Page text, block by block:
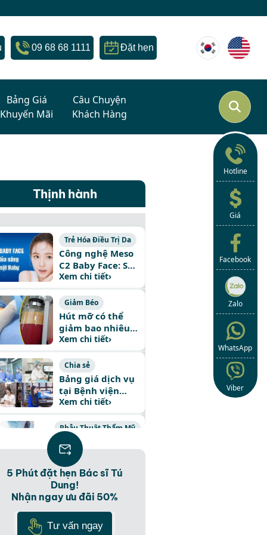
09 68 68 1111 Đặt hẹn
Bảng Giá
Khuyến Mãi
Câu Chuyện
Khách Hàng
Thịnh hành
Trẻ Hóa Điều Trị Da
Công nghệ Meso
C2 Baby Face: Sở
hữu làn da tỏa
Baby Face
Xem chi tiết›
Giảm Béo
Hút mỡ có thể
giảm bao nhiêu
kg cân nặng
Xem chi tiết›
Chia sẻ
Bảng giá dịch vụ
tại Bệnh viện
Thẩm mỹ Hàn
Xem chi tiết›
Phẫu Thuật Thẩm Mỹ
Chi phí phẫu thuật
chuyển giới nữ
thành nam bao
nhiêu tiền?
Xem chi tiết
Nâng Mũi
Nâng Mũi S Line
Plus – Công nghệ
thẩm mỹ hiện
Xem chi tiết
5 Phút đặt hẹn Bác sĩ Tú
Dung!
Nhận ngay ưu đãi 50%
Tư vấn ngay
Hotline
Giá
Facebook
Zalo
WhatsApp
Viber